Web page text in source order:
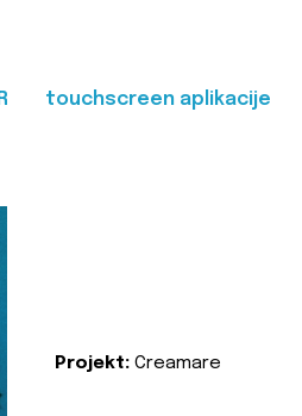
touchscreen aplikacije
Projekt: Creamare